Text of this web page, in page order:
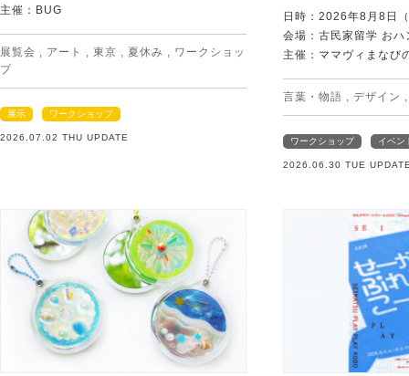
主催：BUG
展覧会 , アート , 東京 , 夏休み , ワークショッ
プ
展示 ワークショップ
2026.07.02 THU UPDATE
日時：2026年8月8日
会場：古民家留学 おハ
主催：ママヴィまなび
言葉・物語 , デザイン
ワークショップ イベン
2026.06.30 TUE